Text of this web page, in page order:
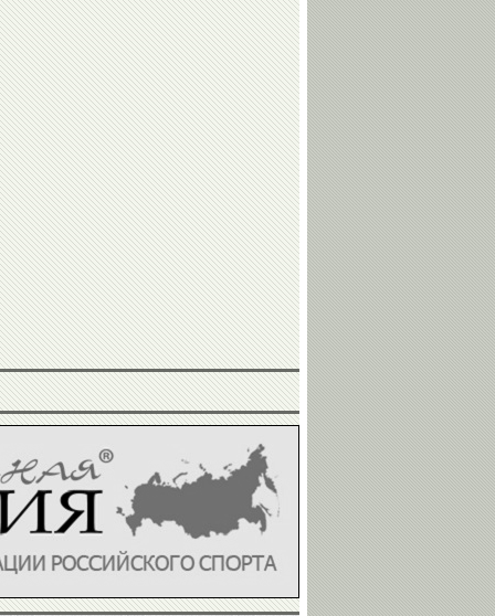
Сергей
ФИЛИППОВ
Игорь
КАЗИКОВ
Людмила
Марунова
Алексей
Козин
Ольга
Булгакова
Владимир
Белов
Евгений
Архипов
Максим
Храмцов
Арсен
Фадзаев
Умар
Кремлев